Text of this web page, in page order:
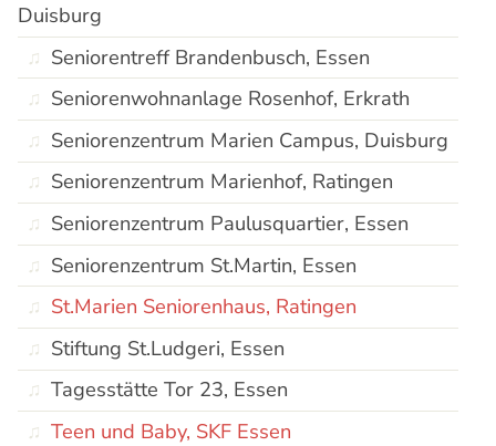
Duisburg
Seniorentreff Brandenbusch, Essen
Seniorenwohnanlage Rosenhof, Erkrath
Seniorenzentrum Marien Campus, Duisburg
Seniorenzentrum Marienhof, Ratingen
Seniorenzentrum Paulusquartier, Essen
Seniorenzentrum St.Martin, Essen
St.Marien Seniorenhaus, Ratingen
Stiftung St.Ludgeri, Essen
Tagesstätte Tor 23, Essen
Teen und Baby, SKF Essen